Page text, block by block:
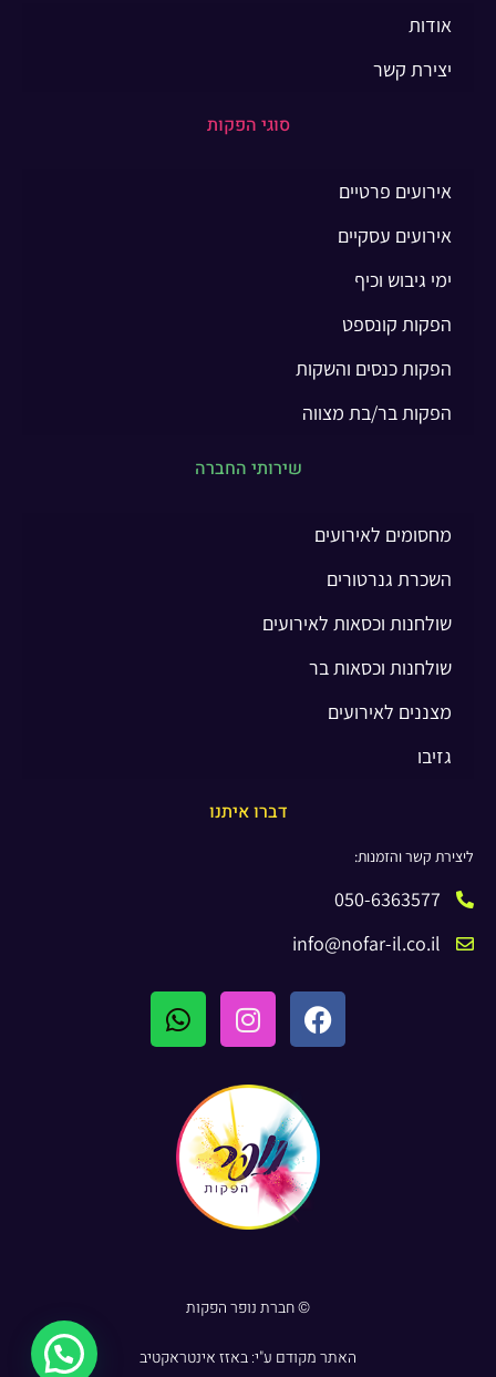
אודות
יצירת קשר
סוגי הפקות
אירועים פרטיים
אירועים עסקיים
ימי גיבוש וכיף
הפקות קונספט
הפקות כנסים והשקות
הפקות בר/בת מצווה
שירותי החברה
מחסומים לאירועים
השכרת גנרטורים
שולחנות וכסאות לאירועים
שולחנות וכסאות בר
מצננים לאירועים
גזיבו
דברו איתנו
ליצירת קשר והזמנות:
050-6363577
info@nofar-il.co.il
© חברת נופר הפקות
האתר מקודם ע"י:באזז אינטראקטיב